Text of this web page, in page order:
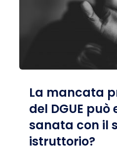
La mancata
del DGUE può
sanata con il
istruttorio?